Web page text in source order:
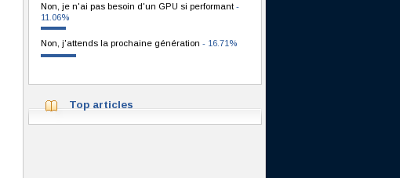
Non, je n'ai pas besoin d'un GPU si performant -
11.06%
Non, j'attends la prochaine génération - 16.71%
Top articles